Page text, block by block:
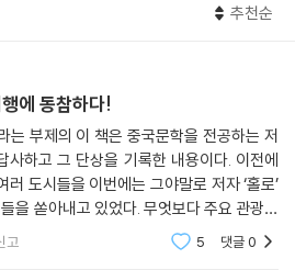
가 많다. 그중에 쭈이샤라는 술에 취한 새
술에 담갔다가 불에 구워먹는 요리다. 새우
팔딱거리는데 그럴수록 새우 맛이 좋아진
하는 요리사에 자신을 비유하기도 했다.
권력에 단호하게 저항하자 중국 현실에 분
생과 청년들이 루쉰의 글에 열광한다. 그런
들이 중국 독재정권에 저항하다가 희생당
아팠다. 마치 새우 요리를 하는 요리사처
은 그가 그렇게 거부하려고 했던 공자의 이
수밭의 생명력은 어떻게 퇴화했는가’)
축적하는 여행길이 아니라 삶을 통찰하는
는 저자는 이번 책을 묶으며 특히 삶의 위
비루함을 동시에 생각했다고 말한다. 주로
추천순
에 동참하다!
는 부제의 이 책은 중국문학을 전공하는 저
하고 그 단상을 기록한 내용이다. 이전에
도시들을 이번에는 그야말로 저자 ‘홀로’
을 쏟아내고 있었다. 무엇보다 주요 관광지
곳에서 살았던 다양한 사람들 혹은 그곳을
고 5 댓글0